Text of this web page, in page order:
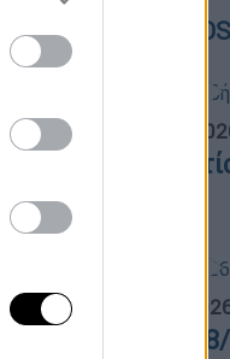
POPULAR VIDEOS
Μεσημεριανό...
Μεσημεριανό
06/08/2026
Ώρα Ελλάδος...
Ώρα Ελλάδος 06/